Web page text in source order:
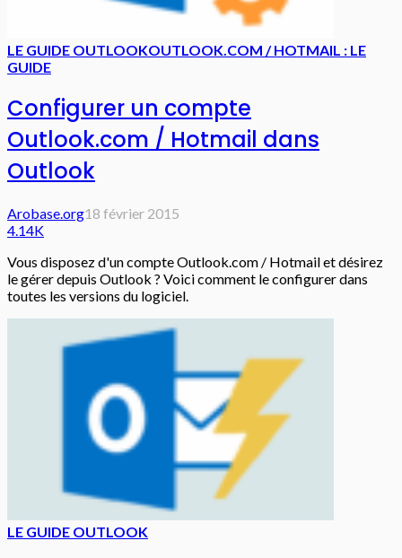
LE GUIDE OUTLOOKOUTLOOK.COM / HOTMAIL : LE
GUIDE
Configurer un compte
Outlook.com / Hotmail dans
Outlook
Arobase.org18 février 2015
4.14K
Vous disposez d'un compte Outlook.com / Hotmail et désirez
le gérer depuis Outlook ? Voici comment le configurer dans
toutes les versions du logiciel.
LE GUIDE OUTLOOK